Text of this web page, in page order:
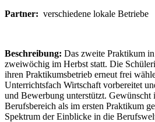
Partner: verschiedene lokale Betriebe
Beschreibung: Das zweite Praktikum
zweiwöchig im Herbst statt. Die
ihren Praktikumsbetrieb erneut frei
Unterrichtsfach Wirtschaft vorbereitet
und Bewerbung unterstützt. Gewünscht
Berufsbereich als im ersten Praktikum
Spektrum der Einblicke in die